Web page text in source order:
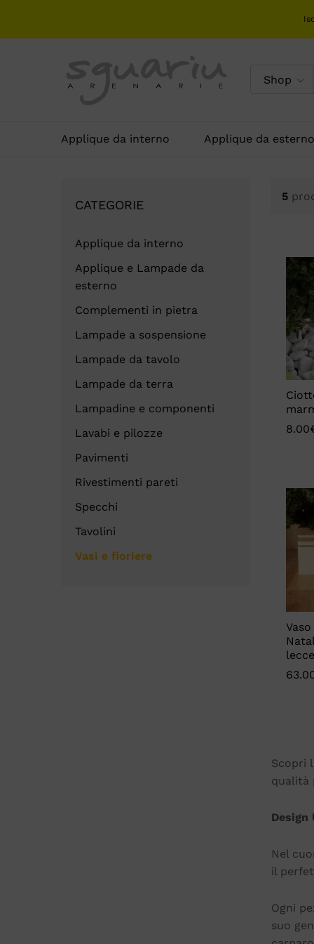
Shop
Applique da interno Applique da esterno
5
8.00
8.00
Scopri
qualità
Design
Nel
il
Ogni
suo
CATEGORIE
Applique da interno
Applique e Lampade da
esterno
Complementi in pietra
Lampade a sospensione
Lampade da tavolo
Lampade da terra
Lampadine e componenti
Lavabi e pilozze
Pavimenti
Rivestimenti pareti
Specchi
Tavolini
Vasi e fioriere